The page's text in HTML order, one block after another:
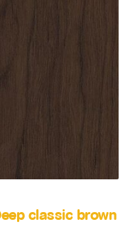
classic brown